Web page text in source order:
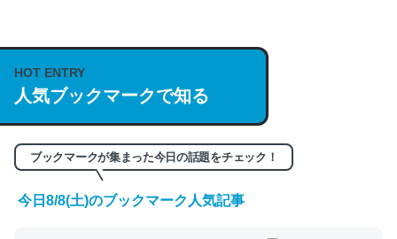
説してる記事が少ないので貴重な良記事。/続編来た
https://isobe324649.hatenablog.com/entry/2023/03/27
/064121
─GPTの仕組みと限界についての考察（１） - conceptualization
HOT ENTRY
人気ブックマークで知る
ブックマークが集まった今日の話題をチェック！
今日8/8(土)のブックマーク人気記事